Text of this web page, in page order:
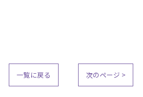
一覧に戻る 次のページ >